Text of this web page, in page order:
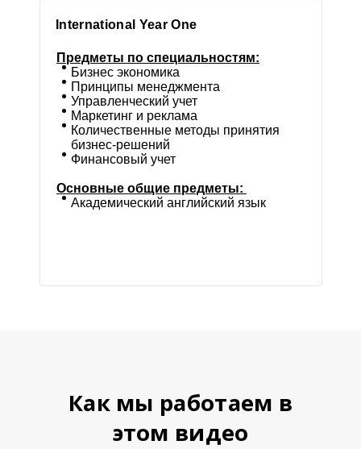
International Year One
Предметы по специальностям:
Бизнес экономика
Принципы менеджмента
Управленческий учет
Маркетинг и реклама
Количественные методы принятия
бизнес-решений
Финансовый учет
Основные общие предметы:
Академический английский язык
Как мы работаем в
этом видео